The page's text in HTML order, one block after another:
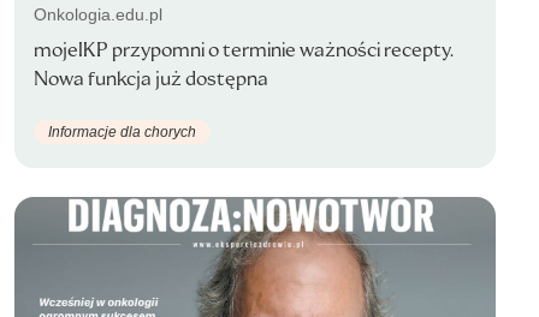
Onkologia.edu.pl
mojeIKP przypomni o terminie ważności recepty.
Nowa funkcja już dostępna
Informacje dla chorych